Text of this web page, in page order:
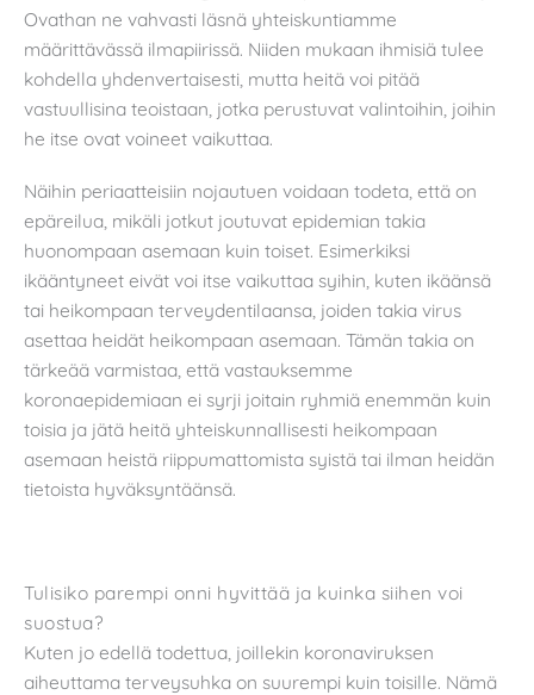
Ovathan ne vahvasti läsnä yhteiskuntiamme
määrittävässä ilmapiirissä. Niiden mukaan ihmisiä tulee
kohdella yhdenvertaisesti, mutta heitä voi pitää
vastuullisina teoistaan, jotka perustuvat valintoihin, joihin
he itse ovat voineet vaikuttaa.
Näihin periaatteisiin nojautuen voidaan todeta, että on
epäreilua, mikäli jotkut joutuvat epidemian takia
huonompaan asemaan kuin toiset. Esimerkiksi
ikääntyneet eivät voi itse vaikuttaa syihin, kuten ikäänsä
tai heikompaan terveydentilaansa, joiden takia virus
asettaa heidät heikompaan asemaan. Tämän takia on
tärkeää varmistaa, että vastauksemme
koronaepidemiaan ei syrji joitain ryhmiä enemmän kuin
toisia ja jätä heitä yhteiskunnallisesti heikompaan
asemaan heistä riippumattomista syistä tai ilman heidän
tietoista hyväksyntäänsä.
Tulisiko parempi onni hyvittää ja kuinka siihen voi
suostua?
Kuten jo edellä todettua, joillekin koronaviruksen
aiheuttama terveysuhka on suurempi kuin toisille. Nämä